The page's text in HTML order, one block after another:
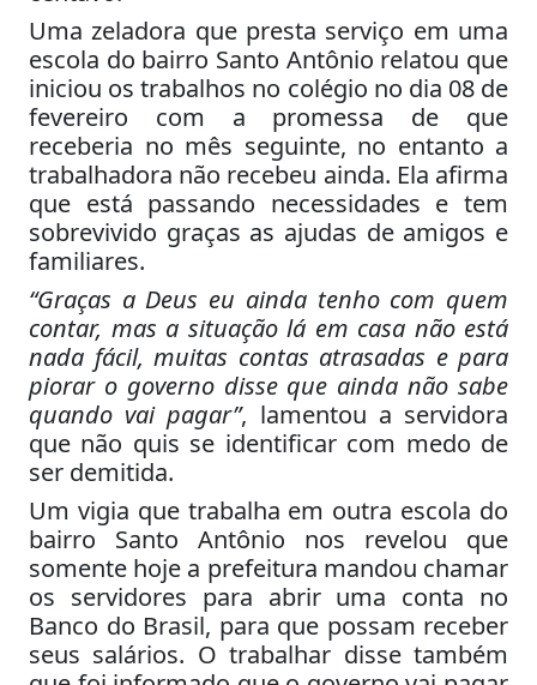
Uma zeladora que presta serviço em uma
escola do bairro Santo Antônio relatou que
iniciou os trabalhos no colégio no dia 08 de
fevereiro com a promessa de que
receberia no mês seguinte, no entanto a
trabalhadora não recebeu ainda. Ela afirma
que está passando necessidades e tem
sobrevivido graças as ajudas de amigos e
familiares.
“Graças a Deus eu ainda tenho com quem
contar, mas a situação lá em casa não está
nada fácil, muitas contas atrasadas e para
piorar o governo disse que ainda não sabe
quando vai pagar”, lamentou a servidora
que não quis se identificar com medo de
ser demitida.
Um vigia que trabalha em outra escola do
bairro Santo Antônio nos revelou que
somente hoje a prefeitura mandou chamar
os servidores para abrir uma conta no
Banco do Brasil, para que possam receber
seus salários. O trabalhar disse também